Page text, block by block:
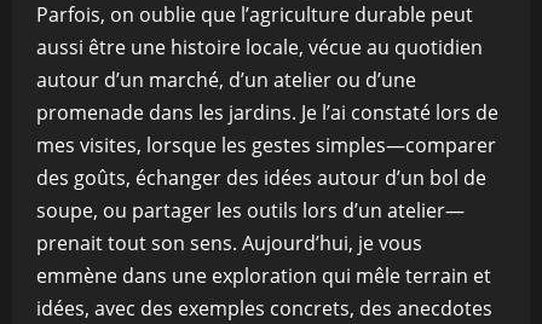
Parfois, on oublie que l’agriculture durable peut
aussi être une histoire locale, vécue au quotidien
autour d’un marché, d’un atelier ou d’une
promenade dans les jardins. Je l’ai constaté lors de
mes visites, lorsque les gestes simples—comparer
des goûts, échanger des idées autour d’un bol de
soupe, ou partager les outils lors d’un atelier—
prenait tout son sens. Aujourd’hui, je vous
emmène dans une exploration qui mêle terrain et
idées, avec des exemples concrets, des anecdotes